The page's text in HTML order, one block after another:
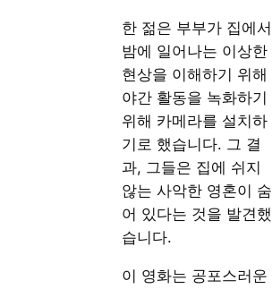
한 젊은 부부가 집에서
밤에 일어나는 이상한
현상을 이해하기 위해
야간 활동을 녹화하기
위해 카메라를 설치하
기로 했습니다. 그 결
과, 그들은 집에 쉬지
않는 사악한 영혼이 숨
어 있다는 것을 발견했
습니다.
이 영화는 공포스러운